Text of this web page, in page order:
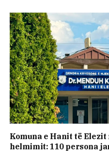
Komuna e Hanit të
helmimit: 110 persona